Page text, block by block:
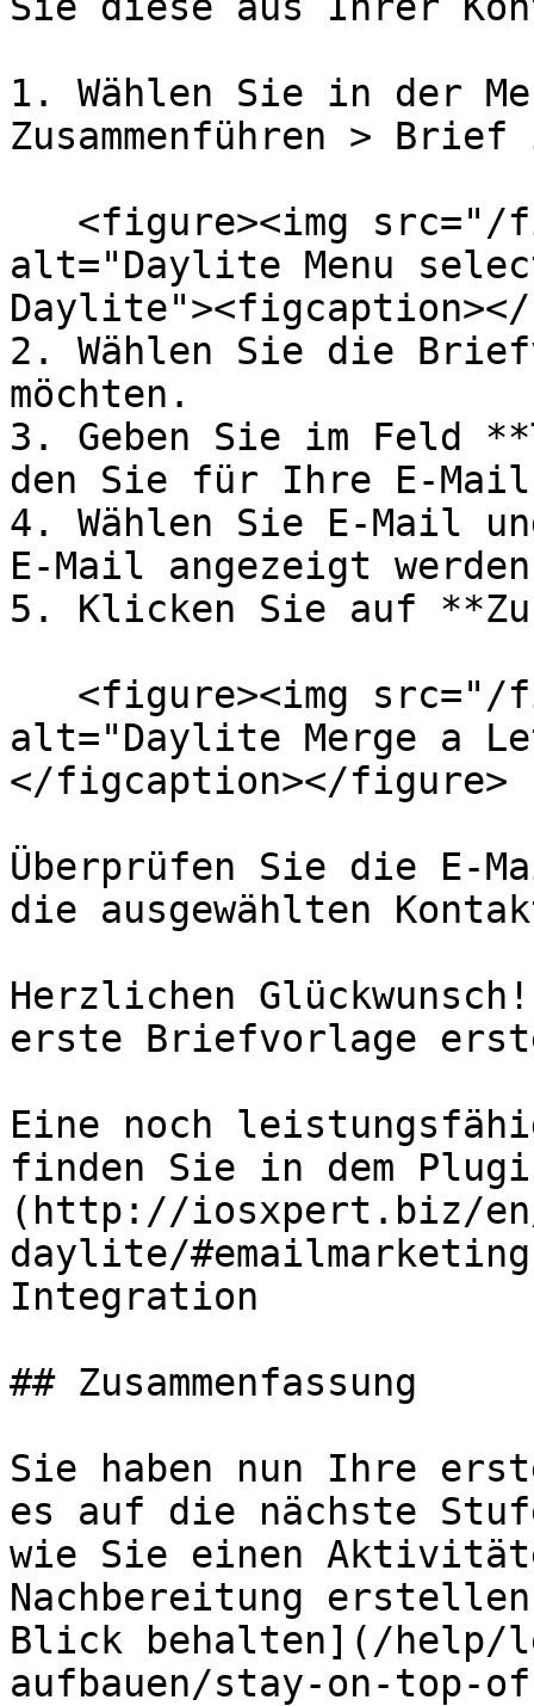
1. Wählen Sie in der
Zusammenführen >
alt="Daylite Menu
2. Wählen Sie die
möchten.
3. Geben Sie im Feld
den Sie für Ihre E-Mail
4. Wählen Sie E-Mail
E-Mail angezeigt
5. Klicken Sie auf
alt="Daylite Merge a
</figcaption></figure>
Überprüfen Sie die E-
die ausgewählten
Herzlichen
erste Briefvorlage
Eine noch
finden Sie in dem
(http://iosxpert.biz/
daylite/
Integration
## Zusammenfassung
Sie haben nun Ihre
es auf die nächste
wie Sie einen
Nachbereitung
Blick behalten](/help/
aufbauen/stay-on-top-